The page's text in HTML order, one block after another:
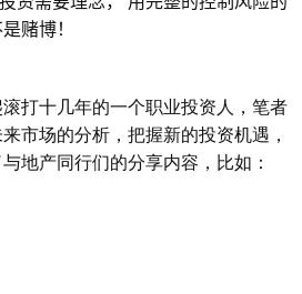
赌博！
打十几年的一个职业投资人，笔者
市场的分析，把握新的投资机遇，
地产同行们的分享内容，比如：